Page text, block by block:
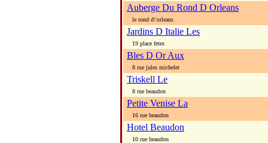
Auberge Du Rond D Orleans
le rond d\'orleans
Jardins D Italie Les
19 place fetes
Bles D Or Aux
8 rue jules michelet
Triskell Le
8 rue beaudon
Petite Venise La
16 rue beaudon
Hotel Beaudon
10 rue beaudon